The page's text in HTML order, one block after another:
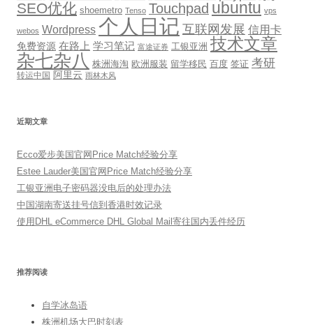
SEO优化 shoemetro Tenso Touchpad ubuntu vps
webos Wordpress 个人日记 互联网发展 信用卡
免费资源 在路上 学习笔记 富途证券 工银亚洲 技术文章
杂七杂八 株洲海淘 欧洲服装 留学移民 百度 签证 考研
转运中国 阿里云 雨林木风
近期文章
Ecco爱步美国官网Price Match经验分享
Estee Lauder美国官网Price Match经验分享
工银亚洲电子密码器没电后的处理办法
中国湖南寄送挂号信到香港时效记录
使用DHL eCommerce DHL Global Mail寄往国内丢件经历
推荐阅读
自学冰岛语
株洲机场大巴时刻表